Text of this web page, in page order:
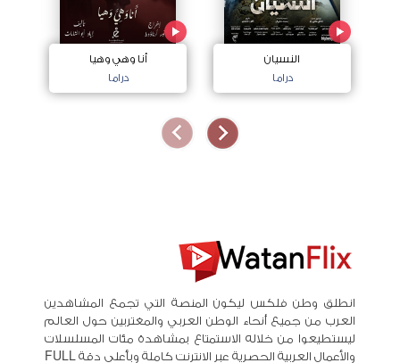
النسيان
دراما
أنا وهي وهيا
دراما
انطلق وطن فلكس ليكون المنصة التي تجمع المشاهدين
العرب من جميع أنحاء الوطن العربي والمغتربين حول العالم
ليستطيعوا من خلاله الاستمتاع بمشاهدة مئات المسلسلات
والأعمال العربية الحصرية عبر الانترنت كاملة وبأعلى دقة FULL